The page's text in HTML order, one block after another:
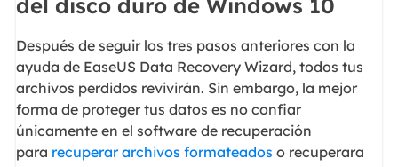
del disco duro de Windows 10
Después de seguir los tres pasos anteriores con la
ayuda de EaseUS Data Recovery Wizard, todos tus
archivos perdidos revivirán. Sin embargo, la mejor
forma de proteger tus datos es no confiar
únicamente en el software de recuperación
para recuperar archivos formateados o recuperara